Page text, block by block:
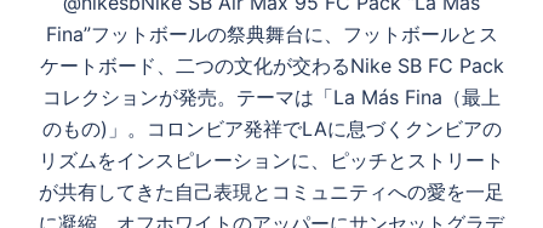
Fina”フットボールの祭典舞台に、フットボールとス
ケートボード、二つの文化が交わるNike SB FC Pack
コレクションが発売。テーマは「La Más Fina（最上
のもの)」。コロンビア発祥でLAに息づくクンビアの
リズムをインスピレーションに、ピッチとストリート
が共有してきた自己表現とコミュニティへの愛を一足